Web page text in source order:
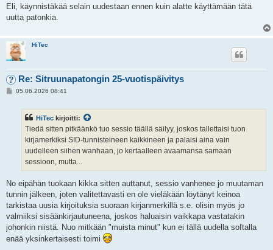
Eli, käynnistäkää selain uudestaan ennen kuin alatte käyttämään tätä
uutta patonkia.
HiTec
Re: Sitruunapatongin 25-vuotispäivitys
V05.06.2026 08:41
HiTec kirjoitti:
Tiedä sitten pitkäänkö tuo sessio täällä säilyy, joskos tallettaisi tuon
kirjamerkiksi SID-tunnisteineen kaikkineen ja palaisi aina vain
uudelleen siihen wanhaan, jo kertaalleen avaamansa samaan
sessioon, mutta...
No eipähän tuokaan kikka sitten auttanut, sessio vanhenee jo muutaman
tunnin jälkeen, joten valitettavasti en ole vieläkään löytänyt keinoa
tarkistaa uusia kirjoituksia suoraan kirjanmerkillä s.e. olisin myös jo
valmiiksi sisäänkirjautuneena, joskos haluaisin vaikkapa vastatakin
johonkin niistä. Nuo mitkään "muista minut" kun ei tällä uudella softalla
enää yksinkertaisesti toimi